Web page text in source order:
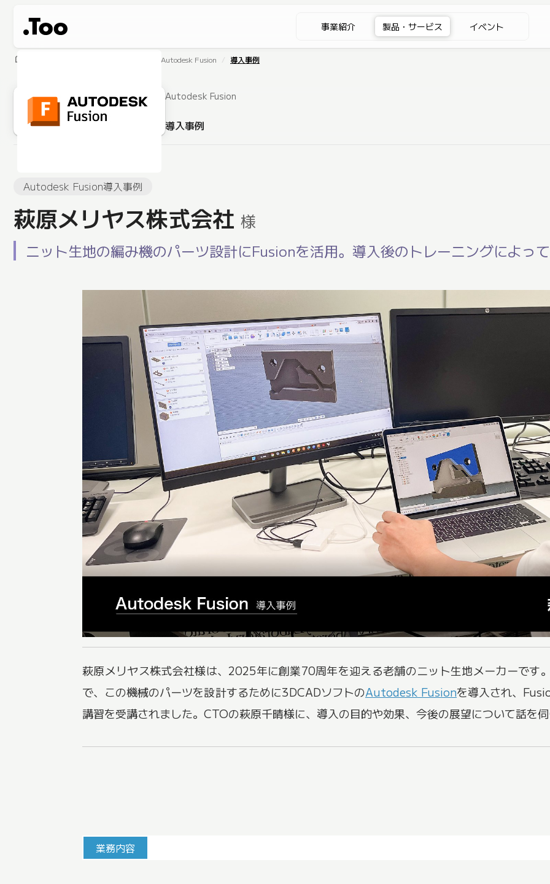
事業紹介 製品・サービス イベント
home Autodesk Fusion 導入事例
Autodesk Fusion
導入事例
Autodesk Fusion導入事例
萩原メリヤス株式会社 様
ニット生地の編み機のパーツ設計にFusionを活用。導入後のトレーニングによっ
萩原メリヤス株式会社様は、2025年に創業70周年を迎える老舗のニット生地メーカーです
で、この機械のパーツを設計するために3DCADソフトのAutodesk Fusionを導入され、
講習を受講されました。CTOの萩原千晴様に、導入の目的や効果、今後の展望について話を
業務内容